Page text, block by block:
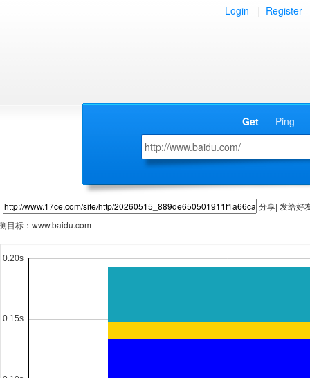
Login Register
Get Ping
分享| 发给好
目标： www.baidu.com